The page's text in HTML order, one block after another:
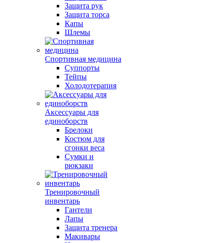
Защита рук
Защита торса
Капы
Шлемы
Спортивная медицина
Суппорты
Тейпы
Холодотерапия
Аксессуары для
единоборств
Брелоки
Костюм для
сгонки веса
Сумки и
рюкзаки
Тренировочный
инвентарь
Гантели
Лапы
Защита тренера
Макивары